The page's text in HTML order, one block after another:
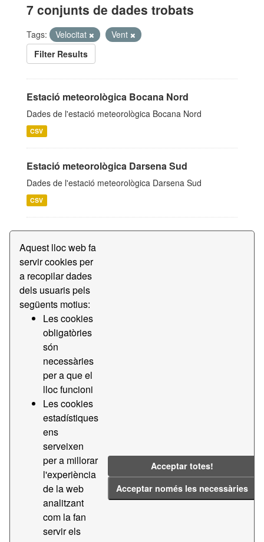
Aquest lloc web fa
servir cookies per
a recopilar dades
dels usuaris pels
següents motius:
Les cookies
obligatòries
són
necessàries
per a que el
lloc funcioni
Les cookies
estadístiques
ens
serveixen
per a millorar
l'experiència
de la web
analitzant
com la fan
servir els
Acceptar totes!
Acceptar només les necessàries
7 conjunts de dades trobats
Tags: Velocitat
Vent
Filter Results
Estació meteorològica Bocana Nord
Dades de l'estació meteorològica Bocana Nord
CSV
Estació meteorològica Darsena Sud
Dades de l'estació meteorològica Darsena Sud
CSV
Estació meteorològica Zal Prat
Dades de l'estació meteorològica Zal Prat
Estació meteorològica Bocana Sud
Dades de l'estació meteorològica Bocana Sud
Estació meteorològica Sirena
Dades de l'estació meteorològica Sirena
CSV
Estació meteorològica Dispensari Bosch i
Alsina
Dades de l'estació meteorològica Dispensari Bosch i
Alsina
Estació meteorològica Adossat